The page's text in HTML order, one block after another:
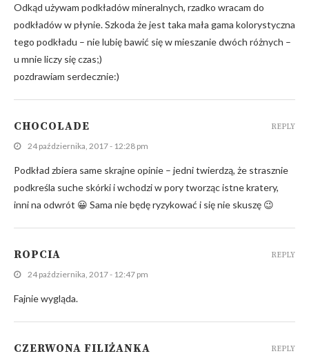
Odkąd używam podkładów mineralnych, rzadko wracam do
podkładów w płynie. Szkoda że jest taka mała gama kolorystyczna
tego podkładu – nie lubię bawić się w mieszanie dwóch różnych –
u mnie liczy się czas;)
pozdrawiam serdecznie:)
CHOCOLADE
24 października, 2017 - 12:28 pm
Podkład zbiera same skrajne opinie – jedni twierdzą, że strasznie
podkreśla suche skórki i wchodzi w pory tworząc istne kratery,
inni na odwrót 😀 Sama nie będę ryzykować i się nie skuszę 😉
REPLY
ROPCIA
24 października, 2017 - 12:47 pm
Fajnie wygląda.
REPLY
CZERWONA FILIŻANKA REPLY